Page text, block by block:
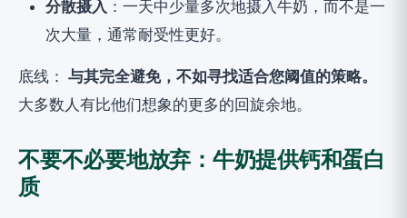
分散摄入：一天中少量多次地摄入牛奶，而不是一
次大量，通常耐受性更好。
底线： 与其完全避免，不如寻找适合您阈值的策略。
大多数人有比他们想象的更多的回旋余地。
不要不必要地放弃：牛奶提供钙和蛋白
质